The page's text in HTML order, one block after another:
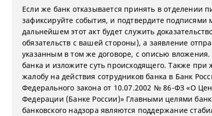
Если же банк отказывается принять в отделении
зафиксируйте события, и подтвердите подписями
дальнейшем этот акт будет служить
обязательств с вашей стороны), а заявление
указанным в том же договоре, с описью
банка и изложите суть происходящего. Также
жалобу на действия сотрудников банка в Банк
Федерального закона от 10.07.2002 № 86-ФЗ «О
Федерации (Банке России)» Главными целями
банковского надзора являются поддержание